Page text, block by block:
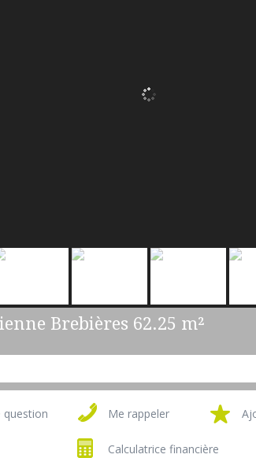
Brebières 62.25 m²
question Me rappeler
Calculatrice financière